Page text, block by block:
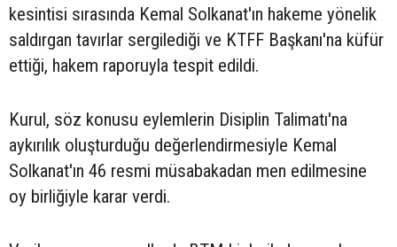
kesintisi sırasında Kemal Solkanat'ın hakeme yönelik
saldırgan tavırlar sergilediği ve KTFF Başkanı'na küfür
ettiği, hakem raporuyla tespit edildi.
Kurul, söz konusu eylemlerin Disiplin Talimatı'na
aykırılık oluşturduğu değerlendirmesiyle Kemal
Solkanat'ın 46 resmi müsabakadan men edilmesine
oy birliğiyle karar verdi.